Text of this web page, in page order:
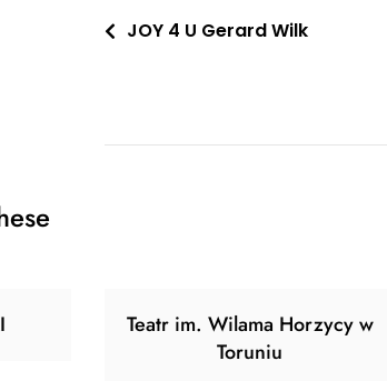
Nawigacja
JOY 4 U Gerard Wilk
Teatr im. Wilama Horzycy w
Toruniu